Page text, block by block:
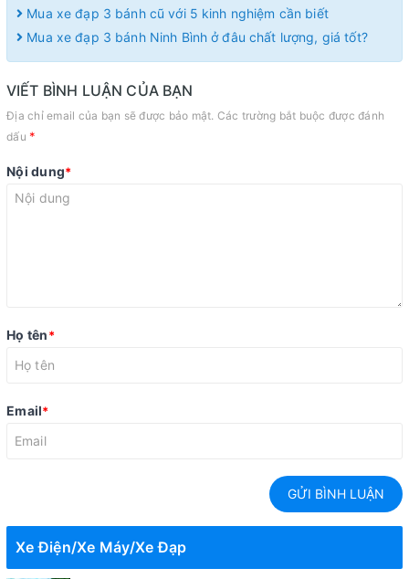
Mua xe đạp 3 bánh cũ với 5 kinh nghiệm cần biết
Mua xe đạp 3 bánh Ninh Bình ở đâu chất lượng, giá tốt?
VIẾT BÌNH LUẬN CỦA BẠN
Địa chỉ email của bạn sẽ được bảo mật. Các trường bắt buộc được đánh
dấu *
Nội dung*
Họ tên*
Email*
GỬI BÌNH LUẬN
Xe Điện/Xe Máy/Xe Đạp